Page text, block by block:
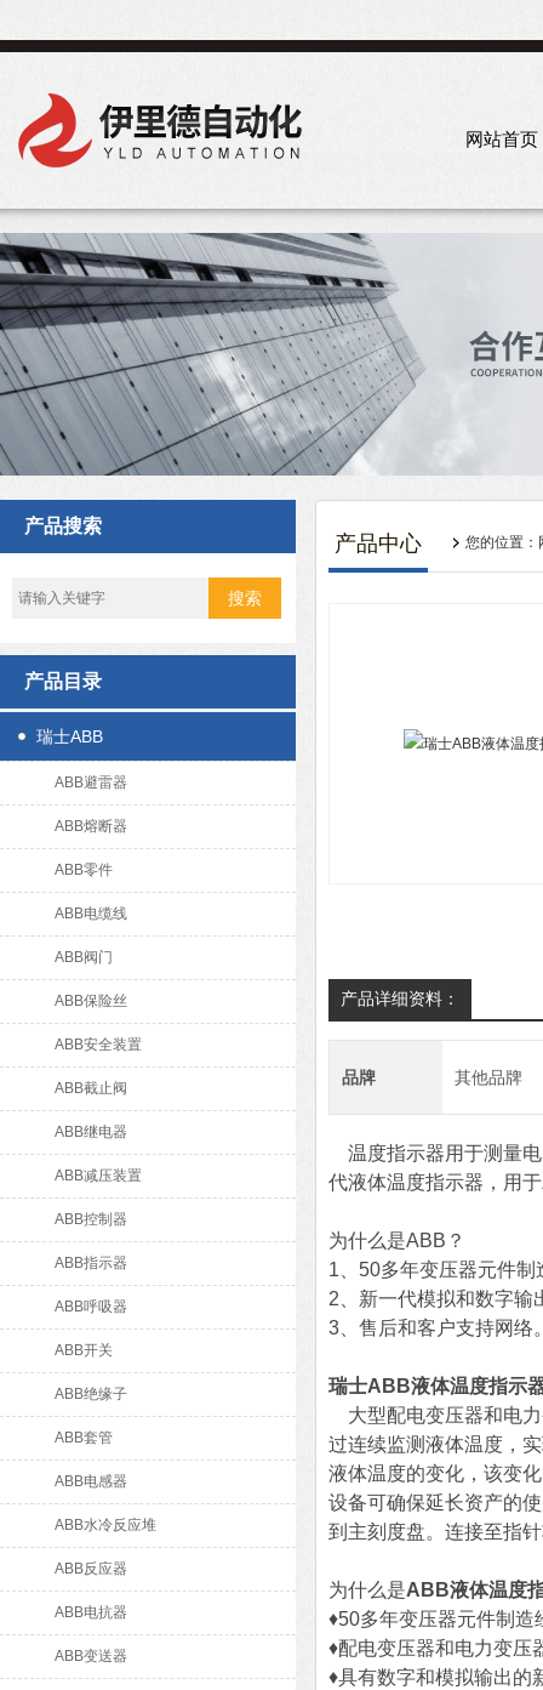
网站首页
产品搜索
产品目录
瑞士ABB
ABB避雷器
ABB熔断器
ABB零件
ABB电缆线
ABB阀门
ABB保险丝
ABB安全装置
ABB截止阀
ABB继电器
ABB减压装置
ABB控制器
ABB指示器
ABB呼吸器
ABB开关
ABB绝缘子
ABB套管
ABB电感器
ABB水冷反应堆
ABB反应器
ABB电抗器
ABB变送器
产品中心 您的位置：
产品详细资料：
品牌 其他品牌
温度指示器用于测量电
代液体温度指示器，用
为什么是ABB？
1、 50多年变压器元件制
2、 新一代模拟和数字输
3、 售后和客户支持网络
瑞士ABB液体温度指示
大型配电变压器和电力
过连续监测液体温度，
液体温度的变化，该变
设备可确保延长资产的
到主刻度盘。连接至指
为什么是ABB液体温度
♦50多年变压器元件制造
♦配电变压器和电力变压
♦具有数字和模拟输出的